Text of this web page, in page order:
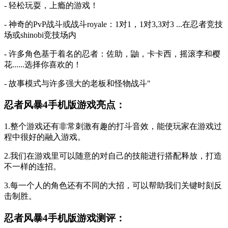
- 轻松玩耍，上瘾的游戏！
- 神奇的PvP战斗或战斗royale：1对1，1对3,3对3 ...在忍者竞技
场或shinobi竞技场内
- 许多角色基于着名的忍者：佐助，鼬，卡卡西，摇滚李和樱
花......选择你喜欢的！
- 故事模式与许多强大的老板和怪物战斗"
忍者风暴4手机版游戏亮点：
1.整个游戏还有非常刺激有趣的打斗音效，能使玩家在游戏过
程中很好的融入游戏。
2.我们在游戏里可以随意的对自己的技能进行搭配释放，打造
不一样的连招。
3.每一个人的角色还有不同的大招，可以帮助我们关键时刻反
击制胜。
忍者风暴4手机版游戏测评：